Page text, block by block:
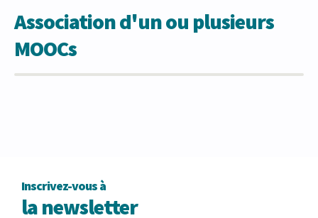
Association d'un ou plusieurs
MOOCs
Inscrivez-vous à
la newsletter